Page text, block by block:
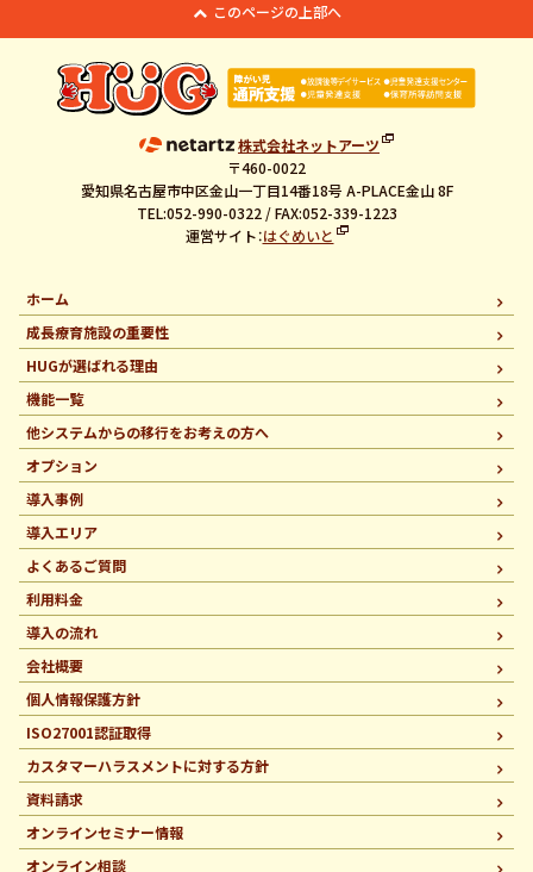
このページの上部へ
株式会社ネットアーツ
〒460-0022
愛知県名古屋市中区金山一丁目14番18号 A-PLACE金山 8F
TEL:052-990-0322 / FAX:052-339-1223
運営サイト：はぐめいと
ホーム
成長療育施設の重要性
HUGが選ばれる理由
機能一覧
他システムからの移行をお考えの方へ
オプション
導入事例
導入エリア
よくあるご質問
利用料金
導入の流れ
会社概要
個人情報保護方針
ISO27001認証取得
カスタマーハラスメントに対する方針
資料請求
オンラインセミナー情報
オンライン相談